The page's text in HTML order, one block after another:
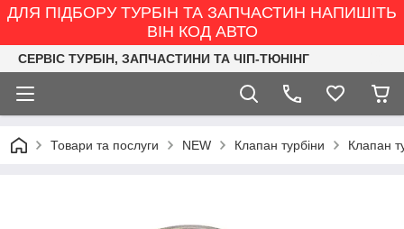
ДЛЯ ПІДБОРУ ТУРБІН ТА ЗАПЧАСТИН НАПИШІТЬ
ВІН КОД АВТО
СЕРВІС ТУРБІН, ЗАПЧАСТИНИ ТА ЧІП-ТЮНІНГ
Товари та послуги NEW Клапан турбіни Клапан